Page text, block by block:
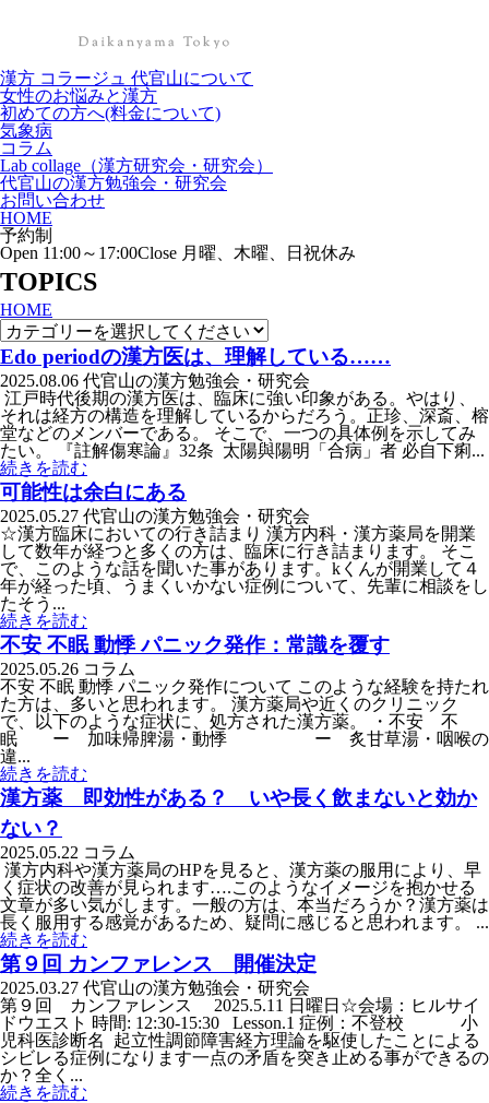
漢方 コラージュ 代官山について
女性のお悩みと漢方
初めての方へ(料金について)
気象病
コラム
Lab collage（漢方研究会・研究会）
代官山の漢方勉強会・研究会
お問い合わせ
HOME
予約制
Open 11:00～17:00Close 月曜、木曜、日祝休み
TOPICS
HOME
Edo periodの漢方医は、理解している……
2025.08.06 代官山の漢方勉強会・研究会
江戸時代後期の漢方医は、臨床に強い印象がある。やはり、
それは経方の構造を理解しているからだろう。正珍、深斎、榕
堂などのメンバーである。 そこで、一つの具体例を示してみ
たい。 『註解傷寒論』32条 太陽與陽明「合病」者 必自下痢...
続きを読む
可能性は余白にある
2025.05.27 代官山の漢方勉強会・研究会
☆漢方臨床においての行き詰まり 漢方内科・漢方薬局を開業
して数年が経つと多くの方は、臨床に行き詰まります。 そこ
で、このような話を聞いた事があります。kくんが開業して４
年が経った頃、うまくいかない症例について、先輩に相談をし
たそう...
続きを読む
不安 不眠 動悸 パニック発作：常識を覆す
2025.05.26 コラム
不安 不眠 動悸 パニック発作について このような経験を持たれ
た方は、多いと思われます。 漢方薬局や近くのクリニック
で、以下のような症状に、処方された漢方薬。 ・不安 不
眠 ー 加味帰脾湯・動悸 ー 炙甘草湯・咽喉の
違...
続きを読む
漢方薬 即効性がある？ いや長く飲まないと効か
ない？
2025.05.22 コラム
漢方内科や漢方薬局のHPを見ると、漢方薬の服用により、早
く症状の改善が見られます….このようなイメージを抱かせる
文章が多い気がします。一般の方は、本当だろうか？漢方薬は
長く服用する感覚があるため、疑問に感じると思われます。 ...
続きを読む
第９回 カンファレンス 開催決定
2025.03.27 代官山の漢方勉強会・研究会
第９回 カンファレンス 2025.5.11 日曜日☆会場：ヒルサイ
ドウエスト 時間: 12:30-15:30 Lesson.1 症例：不登校 小
児科医診断名 起立性調節障害経方理論を駆使したことによる
シビレる症例になります一点の矛盾を突き止める事ができるの
か？全く...
続きを読む